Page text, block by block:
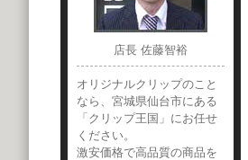
店長 佐藤智裕
オリジナルクリップのこと
なら、宮城県仙台市にある
「クリップ王国」にお任せ
ください。
激安価格で高品質の商品を